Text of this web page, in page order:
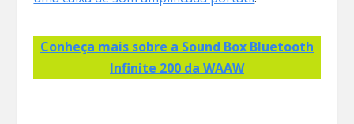
Conheça mais sobre a Sound Box Bluetooth
Infinite 200 da WAAW